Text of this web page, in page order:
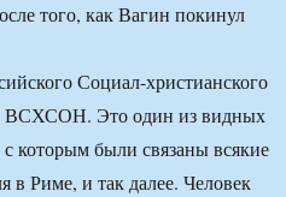
того, как Вагин покинул
Социал-христианского
ВСХСОН. Это один из видных
которым были связаны всякие
в Риме, и так далее. Человек